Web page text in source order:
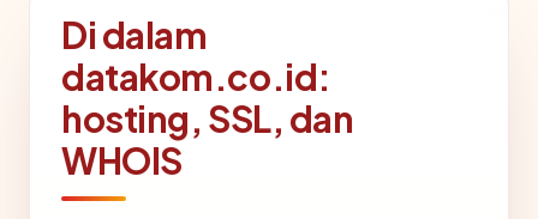
Di dalam
datakom.co.id:
hosting, SSL, dan
WHOIS